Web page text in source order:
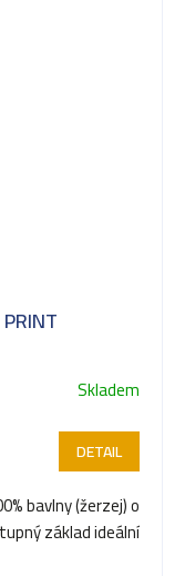
Skladem
DETAIL
bavlny (žerzej) o
základ ideální